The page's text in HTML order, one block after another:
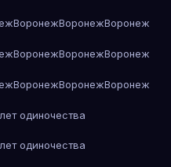
ВоронежВоронежВоронеж
ВоронежВоронежВоронеж
ВоронежВоронежВоронеж
одиночества
одиночества